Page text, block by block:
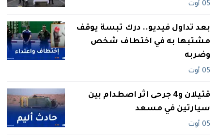
05 أوت
بعد تداول فيديو.. درك تبسة يوقف
مشتبها به في اختطاف شخص
وضربه
05 أوت
قتيلان و4 جرحى اثر اصطدام بين
سيارتين في مسعد
05 أوت